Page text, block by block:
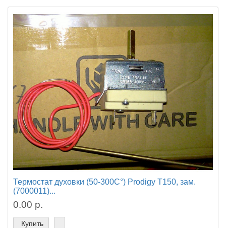
Термостат духовки (50-300C°) Prodigy T150, зам.
(7000011)...
0.00 р.
Купить